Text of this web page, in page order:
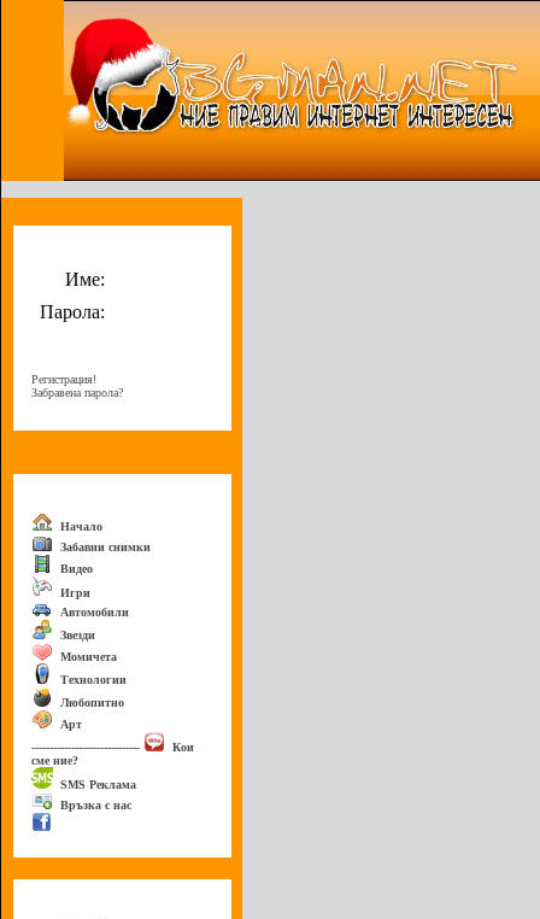
Име:
Парола:
Регистрация!
Забравена парола?
Начало
Забавни снимки
Видео
Игри
Автомобили
Звезди
Момичета
Технологии
Любопитно
Арт
------------------------------
Кои
сме ние?
SMS Реклама
Връзка с нас